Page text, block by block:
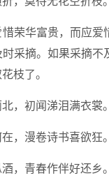
荣华富贵，而应爱
采摘。如果采摘不
枝了。
，初闻涕泪满衣裳。
，漫卷诗书喜欲狂。
，青春作伴好还乡。